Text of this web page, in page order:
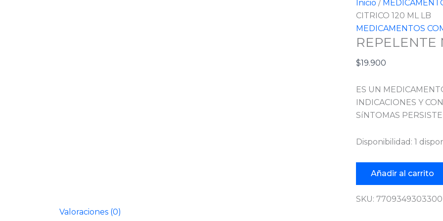
Inicio /
CITRICO 120 ML LB
MEDICAMENTOS
REPELENTE
$19.900
ES UN
INDICACIONES Y
SíNTOMAS
Disponibilidad: 1
Añadir al carrito
SKU: 7709349303300
Valoraciones (0)